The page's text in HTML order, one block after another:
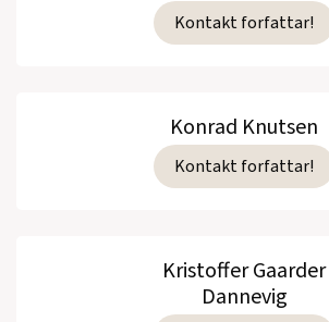
Kontakt forfattar!
Konrad Knutsen
Kontakt forfattar!
Kristoffer Gaarder
Dannevig